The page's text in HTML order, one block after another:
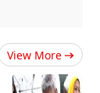
View More